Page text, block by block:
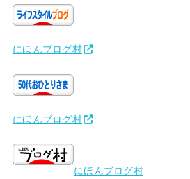
にほんブログ村
にほんブログ村
にほんブログ村